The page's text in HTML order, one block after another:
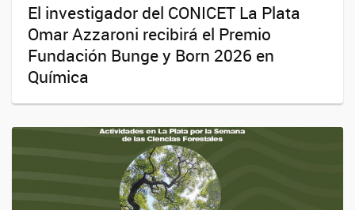
El investigador del CONICET La Plata
Omar Azzaroni recibirá el Premio
Fundación Bunge y Born 2026 en
Química